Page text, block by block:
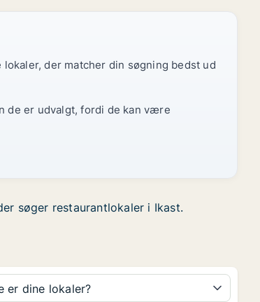
der matcher din søgning bedst ud
de er udvalgt, fordi de kan være
søger restaurantlokaler i Ikast.
er dine lokaler?